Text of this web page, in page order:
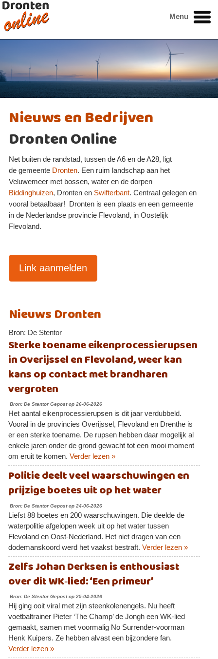
Menu
Nieuwsen Bedrijven
Dronten Online
Net buiten de randstad, tussen de A6 en de A28, ligt
de gemeente Dronten. Een ruim landschap aan het
Veluwemeer met bossen, water en de dorpen
Biddinghuizen, Dronten en Swifterbant. Centraal gelegen en
vooral betaalbaar! Dronten is een plaats en een gemeente
in de Nederlandse provincie Flevoland, in Oostelijk
Flevoland.
Link aanmelden
Nieuws Dronten
Bron: De Stentor
Sterke toename eikenprocessierupsen
in Overijssel en Flevoland, weer kan
kans op contact met brandharen
vergroten
Bron: De Stentor Gepost op 26-06-2026
Het aantal eikenprocessierupsen is dit jaar verdubbeld.
Vooral in de provincies Overijssel, Flevoland en Drenthe is
er een sterke toename. De rupsen hebben daar mogelijk al
enkele jaren onder de grond gewacht tot een mooi moment
om eruit te komen. Verder lezen »
Politie deelt veel waarschuwingen en
prijzige boetes uit op het water
Bron: De Stentor Gepost op 24-06-2026
Liefst 88 boetes en 200 waarschuwingen. Die deelde de
waterpolitie afgelopen week uit op het water tussen
Flevoland en Oost-Nederland. Het niet dragen van een
dodemanskoord werd het vaakst bestraft. Verder lezen »
Zelfs Johan Derksen is enthousiast
over dit WK‑lied: ‘Een primeur’
Bron: De Stentor Gepost op 25-04-2026
Hij ging ooit viral met zijn steenkolenengels. Nu heeft
voetbaltrainer Pieter ‘The Champ’ de Jongh een WK‑lied
gemaakt, samen met voormalig No Surrender‑voorman
Henk Kuipers. Ze hebben alvast een bijzondere fan.
Verder lezen »